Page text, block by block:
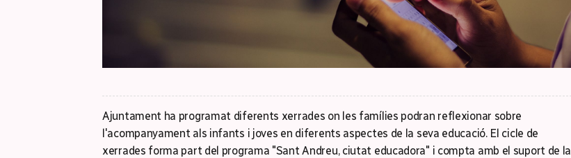
Ajuntament ha programat diferents xerrades on les famílies podran reflexionar sobre
l'acompanyament als infants i joves en diferents aspectes de la seva educació. El cicle de
xerrades forma part del programa "Sant Andreu, ciutat educadora" i compta amb el suport de la